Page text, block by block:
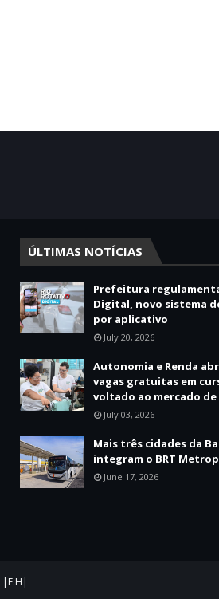
ÚLTIMAS NOTÍCIAS
Prefeitura
Digital, novo sistema
por aplicativo
July 20, 2026
Autonomia e Renda
vagas gratuitas em
voltado ao mercado de
July 03, 2026
Mais três cidades da
integram o BRT
June 17, 2026
|F.H|